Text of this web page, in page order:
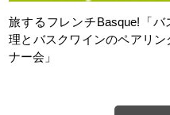
旅するフレンチBasque!「バ
理とバスクワインのペアリン
ナー会」